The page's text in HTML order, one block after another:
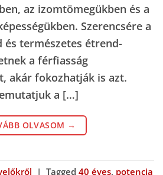
az izomtömegükben és a
Szerencsére a
és természetes étrend-
a férfiasság
akár fokozhatják is azt.
a […]
OLVASOM →
| Tagged 40 éves, potencia